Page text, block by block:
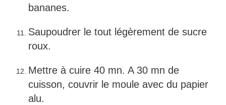
bananes.
Saupoudrer le tout légèrement de sucre
roux.
Mettre à cuire 40 mn. A 30 mn de
cuisson, couvrir le moule avec du papier
alu.